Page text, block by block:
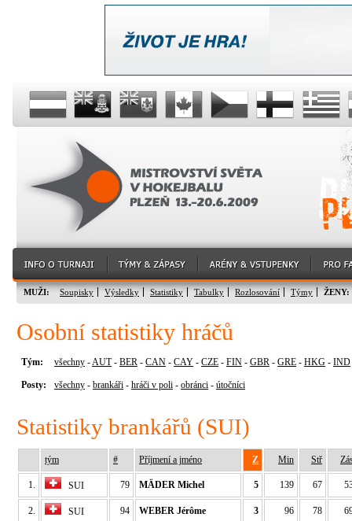
MUŽI: Soupisky Výsledky Statistiky Tabulky Rozlosování Týmy ŽENY:
Osobní statistiky hráčů
Tým: všechny -AUT- BER - CAN - CAY - CZE - FIN - GBR - GRE - HKG - IND
Posty: všechny - brankáři - hráči v poli - obránci - útočníci
Statistiky brankářů (SUI)
tým # Příjmení a jméno Z Min Stř
1. SUI 79 MÄDER Michel 5 139 67
2. SUI 94 WEBER Jérôme 3 96 78